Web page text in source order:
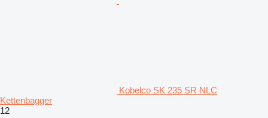
Kobelco SK 235 SR NLC
Kettenbagger
12